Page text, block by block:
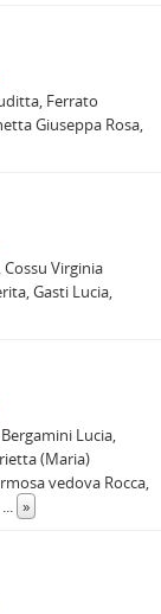
Ferrato
Giuseppa Rosa,
Virginia
Gasti Lucia,
Lucia,
(Maria)
vedova Rocca,
... »